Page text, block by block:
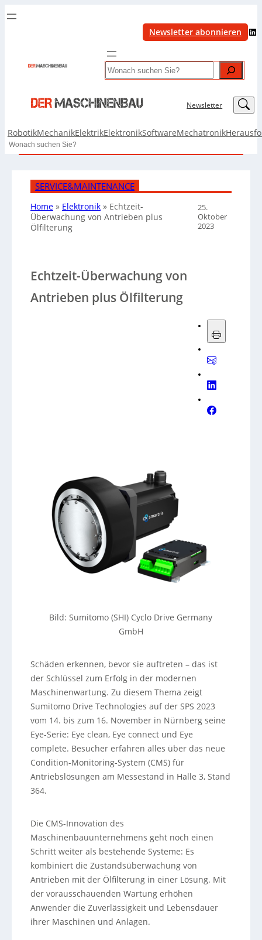
Newsletter abonnieren LinkedIn
Search
Newsletter LinkedIn
RobotikMechanikElektrikElektronikSoftwareMechatronik
Search
SERVICE&MAINTENANCE
Home» Elektronik» Echtzeit-
Überwachung von Antrieben plus
Ölfilterung
25.
Oktober
2023
Echtzeit-Überwachung von
Antrieben plus Ölfilterung
Bild: Sumitomo (SHI) Cyclo Drive Germany
GmbH
Schäden erkennen, bevor sie auftreten – das ist
der Schlüssel zum Erfolg in der modernen
Maschinenwartung. Zu diesem Thema zeigt
Sumitomo Drive Technologies auf der SPS 2023
vom 14. bis zum 16. November in Nürnberg seine
Eye-Serie: Eye clean, Eye connect und Eye
complete. Besucher erfahren alles über das neue
Condition-Monitoring-System (CMS) für
Antriebslösungen am Messestand in Halle 3, Stand
364.
Die CMS-Innovation des
Maschinenbauunternehmens geht noch einen
Schritt weiter als bestehende Systeme: Es
kombiniert die Zustandsüberwachung von
Antrieben mit der Ölfilterung in einer Lösung. Mit
der vorausschauenden Wartung erhöhen
Anwender die Zuverlässigkeit und Lebensdauer
ihrer Maschinen und Anlagen.